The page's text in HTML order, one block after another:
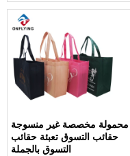
محمولة مخصصة غير منسوجة
حقائب التسوق تعبئة حقائب
التسوق بالجملة